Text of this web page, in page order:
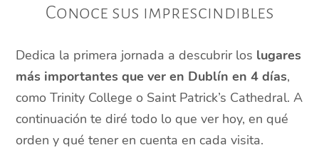
Conoce sus imprescindibles
Dedica la primera jornada a descubrir los lugares
más importantes que ver en Dublín en 4 días,
como Trinity College o Saint Patrick’s Cathedral. A
continuación te diré todo lo que ver hoy, en qué
orden y qué tener en cuenta en cada visita.